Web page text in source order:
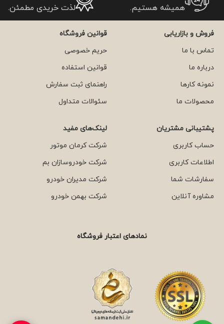
همیشه هستیم.
لذت خریدی مطمئن.
فروش و بازاریابی
تماس با ما
درباره ما
نمونه کارها
محصولات ما
قوانین فروشگاه
حریم خصوصی
قوانین استفاده
راهنمای ثبت سفارش
سئوالات متداول
پشتیبانی مشتریان
حساب کاربری
اطلاعات کاربری
سفارشات شما
مشاوره آنلاین
لینک‌های مفید
شرکت کرمان موتور
شرکت خودروسازان بم
شرکت مدیران خودرو
شرکت بهمن خودرو
نمادهای اعتبار فروشگاه